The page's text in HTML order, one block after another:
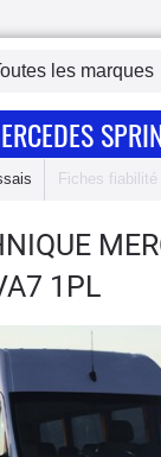
les marques
Fiches fiabilité
1PL